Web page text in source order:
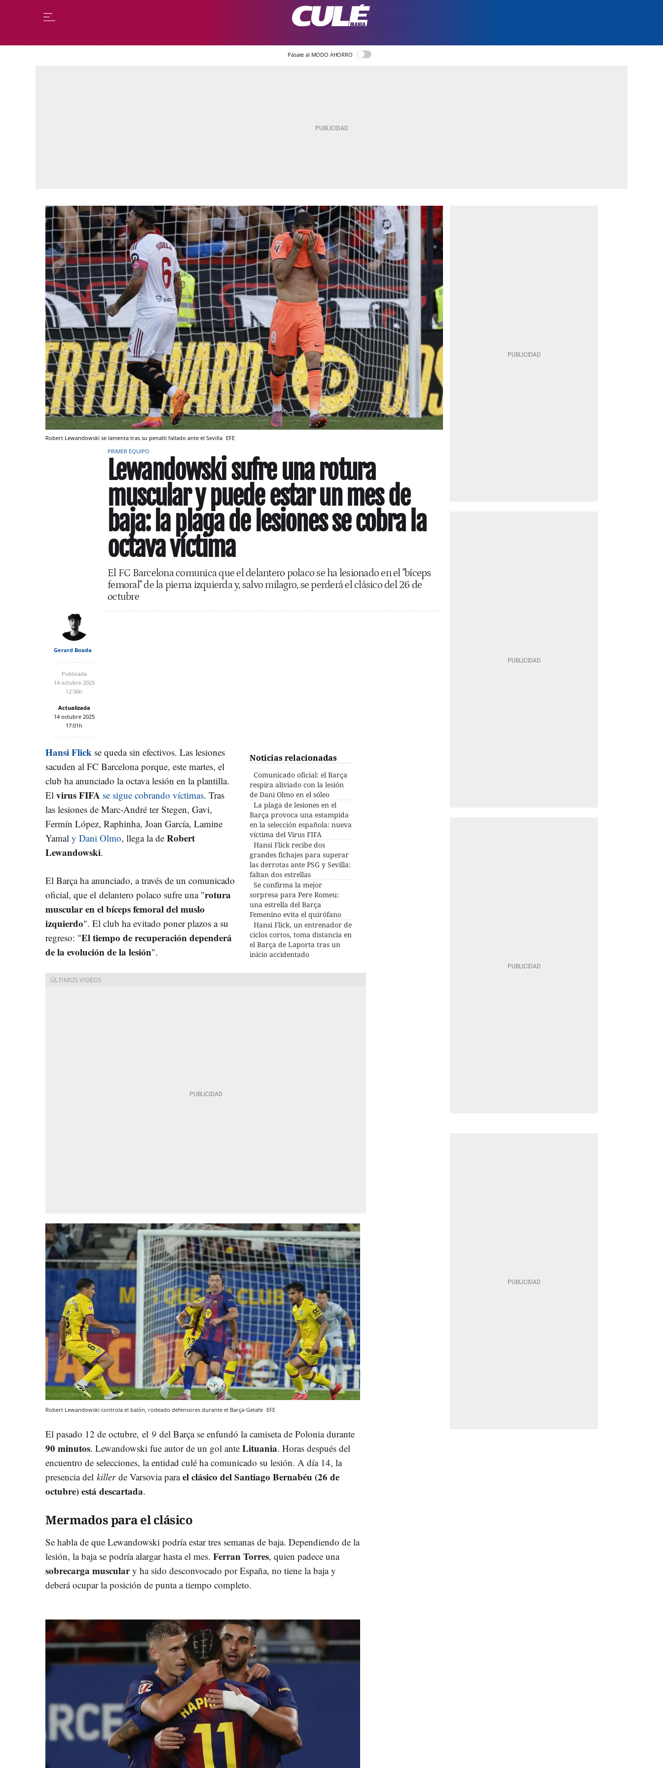
Pásate al MODO AHORRO
Robert Lewandowski se lamenta tras su penalti fallado ante el Sevilla EFE
PRIMER EQUIPO
Lewandowski sufre una rotura
muscular y puede estar un mes de
baja: la plaga de lesiones se cobra la
octava víctima
El FC Barcelona comunica que el delantero polaco se ha lesionado en el "bíceps
femoral" de la pierna izquierda y, salvo milagro, se perderá el clásico del 26 de
octubre
Gerard Boada
Publicada
14 octubre 2025
12:36h
Actualizada
14 octubre 2025
17:01h
Noticias relacionadas
Comunicado oficial: el Barça
respira aliviado con la lesión
de Dani Olmo en el sóleo
La plaga de lesiones en el
Barça provoca una estampida
en la selección española: nueva
víctima del Virus FIFA
Hansi Flick recibe dos
grandes fichajes para superar
las derrotas ante PSG y Sevilla:
faltan dos estrellas
Se confirma la mejor
sorpresa para Pere Romeu:
una estrella del Barça
Femenino evita el quirófano
Hansi Flick, un entrenador de
ciclos cortos, toma distancia en
el Barça de Laporta tras un
inicio accidentado
Hansi Flick se queda sin efectivos. Las lesiones
sacuden al FC Barcelona porque, este martes, el
club ha anunciado la octava lesión en la plantilla.
El virus FIFA se sigue cobrando víctimas. Tras
las lesiones de Marc-André ter Stegen, Gavi,
Fermín López, Raphinha, Joan García, Lamine
Yamal y Dani Olmo, llega la de Robert
Lewandowski.
El Barça ha anunciado, a través de un comunicado
oficial, que el delantero polaco sufre una "rotura
muscular en el bíceps femoral del muslo
izquierdo". El club ha evitado poner plazos a su
regreso: "El tiempo de recuperación dependerá
de la evolución de la lesión".
Robert Lewandowski controla el balón, rodeado defensores durante el Barça-Getafe EFE
El pasado 12 de octubre, el 9 del Barça se enfundó la camiseta de Polonia durante
90 minutos. Lewandowski fue autor de un gol ante Lituania. Horas después del
encuentro de selecciones, la entidad culé ha comunicado su lesión. A día 14, la
presencia del killer de Varsovia parael clásico del Santiago Bernabéu (26 de
octubre) está descartada.
Mermados para el clásico
Se habla de que Lewandowski podría estar tres semanas de baja. Dependiendo de la
lesión, la baja se podría alargar hasta el mes. Ferran Torres, quien padece una
sobrecarga musculary ha sido desconvocado por España, no tiene la baja y
deberá ocupar la posición de punta a tiempo completo.